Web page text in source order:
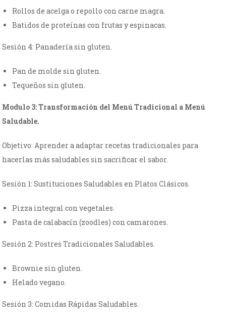
Rollos de acelga o repollo con carne magra.
Batidos de proteínas con frutas y espinacas.
Sesión 4: Panadería sin gluten.
Pan de molde sin gluten.
Tequeños sin gluten.
Modulo 3: Transformación del Menú Tradicional a Menú
Saludable.
Objetivo: Aprender a adaptar recetas tradicionales para
hacerlas más saludables sin sacrificar el sabor.
Sesión 1: Sustituciones Saludables en Platos Clásicos.
Pizza integral con vegetales.
Pasta de calabacín (zoodles) con camarones.
Sesión 2: Postres Tradicionales Saludables.
Brownie sin gluten.
Helado vegano.
Sesión 3: Comidas Rápidas Saludables.